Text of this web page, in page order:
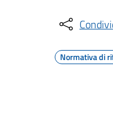
Normativa di